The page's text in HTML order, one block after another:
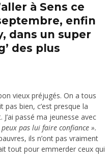
à Sens ce
enfin
dans un super
des plus
vieux préjugés. On a tous
pas bien, c’est presque la
J’ai passé ma jeunesse avec
pas lui faire confiance ».
ils n’ont pas vraiment
tout pour emmerder ceux qui